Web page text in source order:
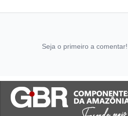
Seja o primeiro a comentar!